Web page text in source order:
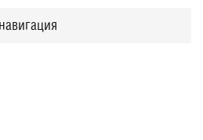
навигация